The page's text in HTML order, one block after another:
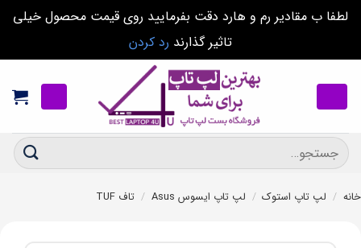
لطفا ب مقادیر رم و هارد دقت بفرمایید روی قیمت محصول خیلی
تاثیر گذارند رد کردن
content
جستجو
برای:
خانه / لپ تاپ استوک / لپ تاپ ایسوس Asus / تاف TUF